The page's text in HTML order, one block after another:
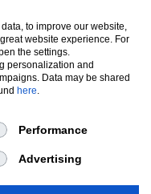
Style & Aerodynamik
to improve our website,
website experience. For
the settings.
personalization and
Data may be shared
here.
Performance
Advertising